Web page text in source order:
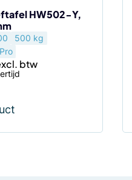
HW502-Y,
500 kg
Pro